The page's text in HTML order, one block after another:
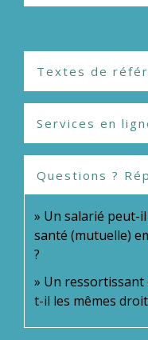
Textes de
Services en
Questions ?
Un salarié peut-
santé (mutuelle)
?
Un ressortissant
t-il les mêmes